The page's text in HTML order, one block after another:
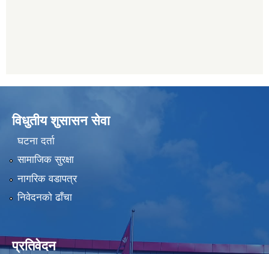
विधुतीय शुसासन सेवा
घटना दर्ता
सामाजिक सुरक्षा
नागरिक वडापत्र
निवेदनको ढाँचा
प्रतिवेदन